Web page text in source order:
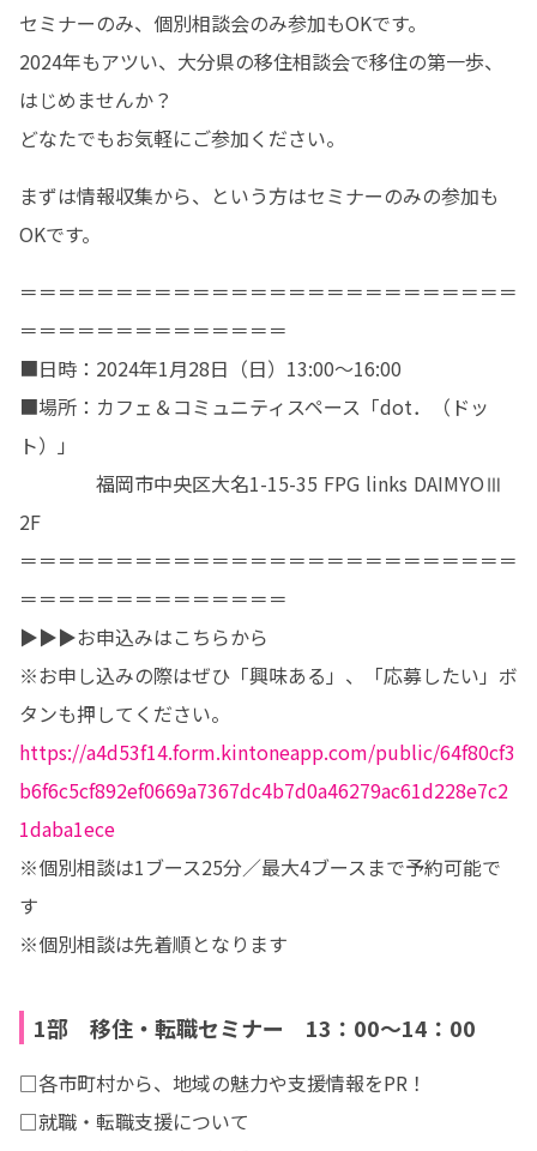
セミナーのみ、個別相談会のみ参加もOKです。
2024年もアツい、大分県の移住相談会で移住の第一歩、
はじめませんか？
どなたでもお気軽にご参加ください。
まずは情報収集から、という方はセミナーのみの参加も
OKです。
＝＝＝＝＝＝＝＝＝＝＝＝＝＝＝＝＝＝＝＝＝＝＝＝＝＝
＝＝＝＝＝＝＝＝＝＝＝＝＝＝
■日時：2024年1月28日（日）13:00～16:00
■場所：カフェ＆コミュニティスペース「dot．（ドッ
ト）」
福岡市中央区大名1-15-35 FPG links DAIMYOⅢ
2F
＝＝＝＝＝＝＝＝＝＝＝＝＝＝＝＝＝＝＝＝＝＝＝＝＝＝
＝＝＝＝＝＝＝＝＝＝＝＝＝＝
▶▶▶お申込みはこちらから
※お申し込みの際はぜひ「興味ある」、「応募したい」ボ
https://a4d53f14.form.kintoneapp.com/public/64f80cf3
b6f6c5cf892ef0669a7367dc4b7d0a46279ac61d228e7c2
1daba1ece
※個別相談は1ブース25分／最大4ブースまで予約可能で
す
※個別相談は先着順となります
1部 移住・転職セミナー 13：00～14：00
□各市町村から、地域の魅力や支援情報をPR！
□就職・転職支援について